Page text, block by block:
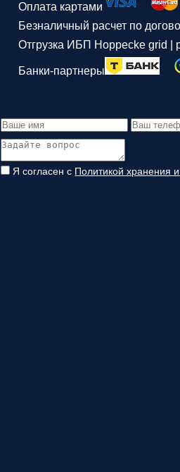
Оплата картами
Безналичный расчет по
Отгрузка ИБП Hoppecke grid |
Банки-партнеры
Я согласен с Политикой хранения